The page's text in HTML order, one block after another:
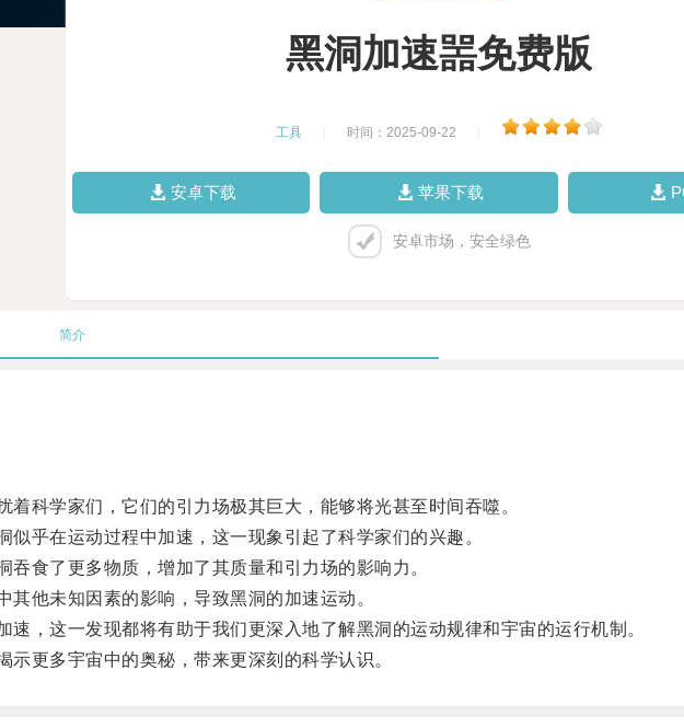
黑洞加速噐免费版
工具 时间：2025-09-22
安卓下载 苹果下载
安卓市场，安全绿色
简介
科学家们，它们的引力场极其巨大，能够将光甚至时间吞噬。
乎在运动过程中加速，这一现象引起了科学家们的兴趣。
食了更多物质，增加了其质量和引力场的影响力。
他未知因素的影响，导致黑洞的加速运动。
，这一发现都将有助于我们更深入地了解黑洞的运动规律和宇宙的运行机制。
更多宇宙中的奥秘，带来更深刻的科学认识。